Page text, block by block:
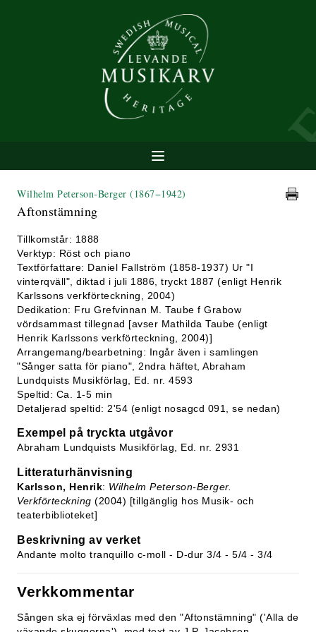
Wilhelm Peterson-Berger (1867−1942)
Aftonstämning
Tillkomstår: 1888
Verktyp: Röst och piano
Textförfattare: Daniel Fallström (1858-1937) Ur "I
vinterqväll", diktad i juli 1886, tryckt 1887 (enligt Henrik
Karlssons verkförteckning, 2004)
Dedikation: Fru Grefvinnan M. Taube f Grabow
vördsammast tillegnad [avser Mathilda Taube (enligt
Henrik Karlssons verkförteckning, 2004)]
Arrangemang/bearbetning: Ingår även i samlingen
"Sånger satta för piano", 2ndra häftet, Abraham
Lundquists Musikförlag, Ed. nr. 4593
Speltid: Ca. 1-5 min
Detaljerad speltid: 2'54 (enligt nosagcd 091, se nedan)
Exempel på tryckta utgåvor
Abraham Lundquists Musikförlag, Ed. nr. 2931
Litteraturhänvisning
Karlsson, Henrik: Wilhelm Peterson-Berger.
Verkförteckning (2004) [tillgänglig hos Musik- och
teaterbiblioteket]
Beskrivning av verket
Andante molto tranquillo c-moll - D-dur 3/4 - 5/4 - 3/4
Verkkommentar
Sången ska ej förväxlas med den "Aftonstämning" ('Alla de